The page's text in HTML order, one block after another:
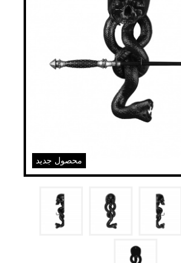
محصول جدید